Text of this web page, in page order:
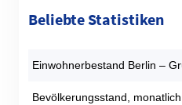
Beliebte Statistiken
Einwohnerbestand Berlin –
Bevölkerungsstand, monatlich